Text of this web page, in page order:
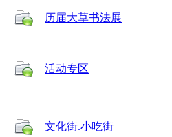
历届大草书法展
活动专区
文化街.小吃街